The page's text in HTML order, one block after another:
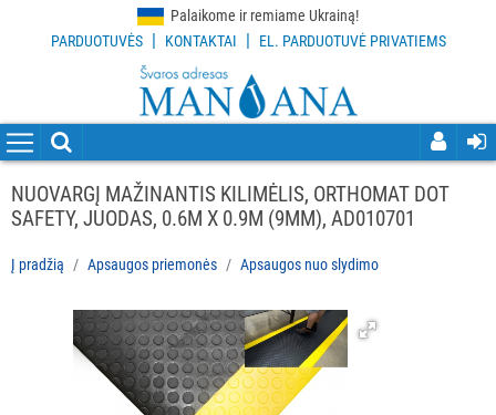
Palaikome ir remiame Ukrainą!
PARDUOTUVĖS | KONTAKTAI | EL. PARDUOTUVĖ PRIVATIEMS
VALYMO
PRIEMONĖS
VALYMO
APSAUGOS
PRIEMONĖS
NUOVARGĮ MAŽINANTIS KILIMĖLIS, ORTHOMAT DOT
SAFETY, JUODAS, 0.6M X 0.9M (9MM), AD010701
Į pradžią Apsaugos priemonės Apsaugos nuo slydimo